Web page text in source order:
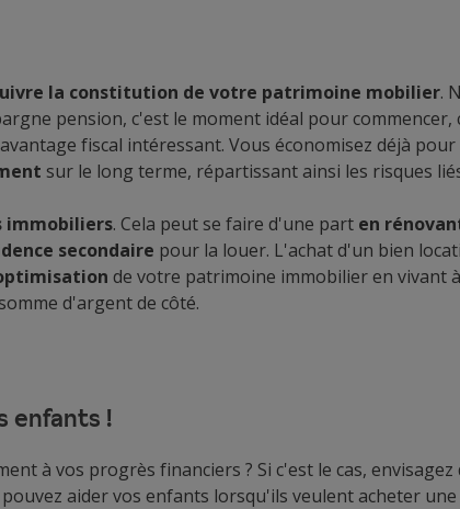
la constitution de votre patrimoine mobilier.
pension, c'est le moment idéal pour
fiscal intéressant. Vous économisez déjà pour
sur le long terme, répartissant ainsi les risques
immobiliers. Cela peut se faire d'une part en
secondaire pour la louer. L'achat d'un bien
de votre patrimoine immobilier en vivant
d'argent de côté.
enfants !
à vos progrès financiers ? Si c'est le cas, envisagez
aider vos enfants lorsqu'ils veulent acheter une